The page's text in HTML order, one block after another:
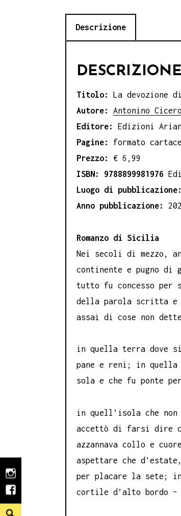
instagram
facebook
Search
Descrizione
DESCRIZIONE
Titolo:
La devozione
Autore:
Antonino Cicero
Editore:
Edizioni
Pagine:
formato
Prezzo: € 6,99
ISBN: 9788899981976
Luogo di
Anno pubblicazione:
Romanzo di Sicilia
Nei secoli di mezzo,
continente e pugno
tutto fu concesso per
della parola scritta
assai di cose non
in quella terra dove si
pane e reni; in quella
sola e che fu ponte
in quell’isola che
accettò di farsi dire
azzannava collo e
aspettare che
per placare la sete;
cortile d’alto bordo